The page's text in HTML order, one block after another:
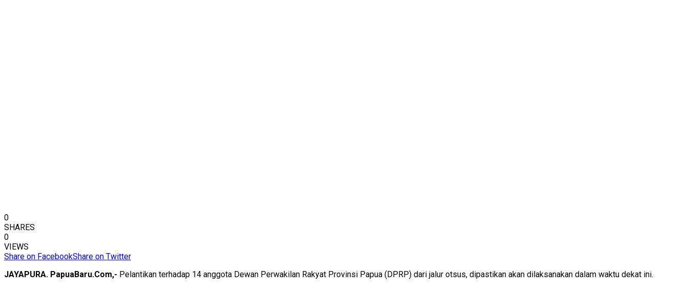
0
SHARES
0
VIEWS
Share on FacebookShare on Twitter
JAYAPURA. PapuaBaru.Com,- Pelantikan terhadap 14 anggota Dewan Perwakilan Rakyat Provinsi Papua (DPRP) dari jalur otsus, dipastikan akan dilaksanakan dalam waktu dekat ini.